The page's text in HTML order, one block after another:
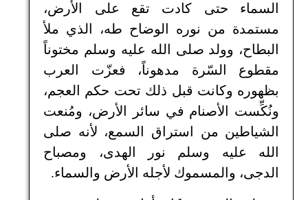
السماء حتى كادت تقع على الأرض،
مستمدة من نوره الوضاح طه، الذي ملأ
البطاح، وولد صلى الله عليه وسلم مختوناً
مقطوع السّرة مدهوناً، فعزّت العرب
بظهوره وكانت قبل ذلك تحت حكم العجم،
ونُكِّست الأصنام في سائر الأرض، ومُنعت
الشياطين من استراق السمع، لأنه صلى
الله عليه وسلم نور الهدى، ومصباح
الدجى، والمسموك لأجله الأرض والسماء.